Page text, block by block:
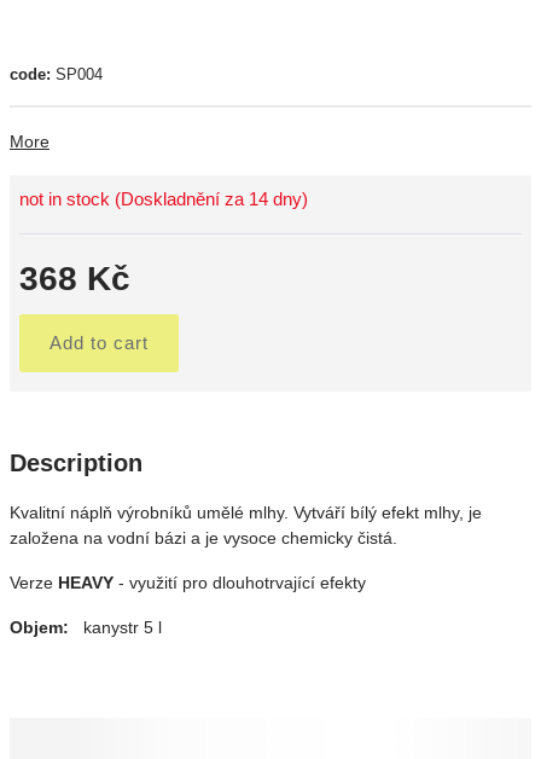
code: SP004
More
not in stock (Doskladnění za 14 dny)
368 Kč
Add to cart
Description
Kvalitní náplň výrobníků umělé mlhy. Vytváří bílý efekt mlhy, je
založena na vodní bázi a je vysoce chemicky čistá.
Verze HEAVY - využití pro dlouhotrvající efekty
Objem: kanystr 5 l